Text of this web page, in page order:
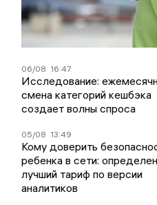
06/08 16:47
Исследование:
смена категорий кешбэка
создает волны спроса
05/08 13:49
Кому доверить
ребенка в сети: определен
лучший тариф по версии
аналитиков